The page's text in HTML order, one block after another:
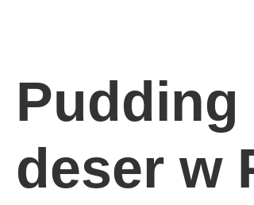
deser w